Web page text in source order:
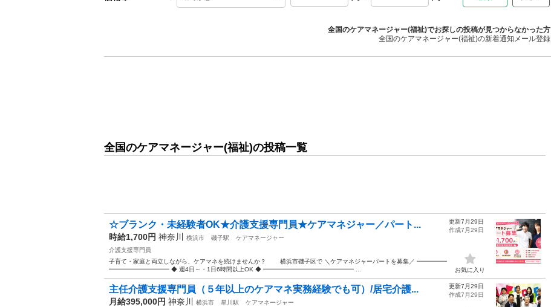
全国のケアマネージャー(福祉)でお探しの投稿が見つからなかった方
全国のケアマネージャー(福祉)の新着通知メール登録
全国のケアマネージャー(福祉)の投稿一覧
☆ブランク・未経験者OK★介護支援専門員★ケアマネジャー／パート...
時給1,700円 神奈川 横浜市 磯子駅
ケアマネージャー
介護支援専門員
子育て・家庭と両立しながら、ケアマネを続けませんか？ 横浜市磯子区で ＼ケアマネジャーパートを募集／ ━━━━━
━━━━━━━━━━ ◆ 週4日～・1日6時間以上OK ◆ ━━━━━━━━━━━━━━━ ...
更新7月29日
作成7月29日
お気に入り
主任介護支援専門員（５年以上のケアマネ実務経験でも可）/居宅介護...
月給395,000円 神奈川 横浜市 星川駅
ケアマネージャー
更新7月29日
作成7月29日